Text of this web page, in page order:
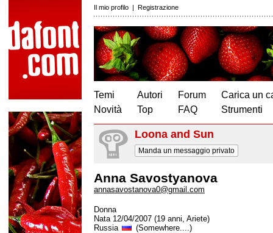
Il mio profilo | Registrazione
Temi
Novità
Autori
Top
Forum
FAQ
Carica un
Strumenti
Loona and Sun
Manda un messaggio privato
Anna Savostyanova
annasavostanova0@gmail.com
Donna
Nata 12/04/2007 (19 anni, Ariete)
Russia
(Somewhere....)